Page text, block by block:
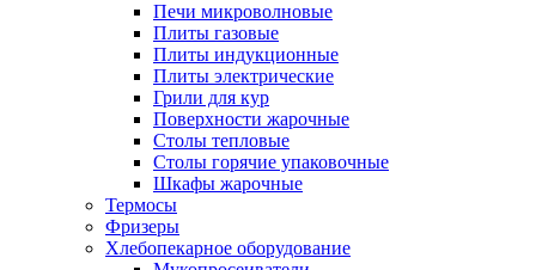
Печи микроволновые
Плиты газовые
Плиты индукционные
Плиты электрические
Грили для кур
Поверхности жарочные
Столы тепловые
Столы горячие упаковочные
Шкафы жарочные
Термосы
Фризеры
Хлебопекарное оборудование